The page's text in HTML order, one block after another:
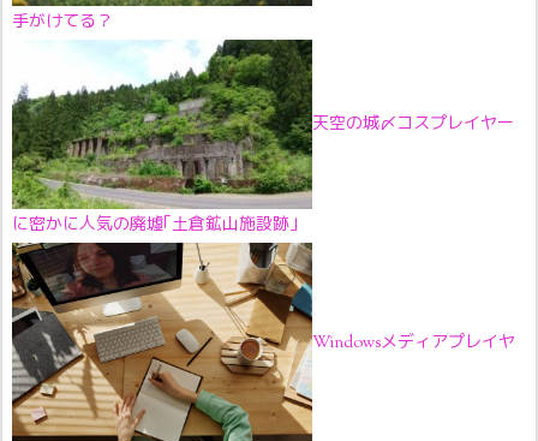
手がけてる？
天空の城〆コスプレイヤー
に密かに人気の廃墟｢土倉鉱山施設跡｣
Windowsメディアプレイヤ